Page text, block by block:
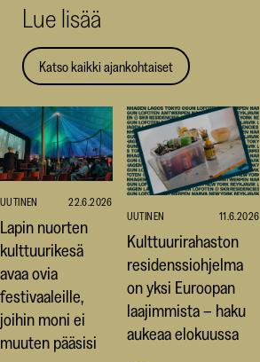
Lue lisää
Katso kaikki ajankohtaiset
UUTINEN 22.6.2026
Lapin nuorten
kulttuurikesä
avaa ovia
festivaaleille,
joihin moni ei
muuten pääsisi
UUTINEN 11.6.2026
Kulttuurirahaston
residenssiohjelma
on yksi Euroopan
laajimmista – haku
aukeaa elokuussa